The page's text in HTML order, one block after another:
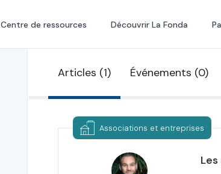
Centre de ressources Découvrir La Fonda
Articles (1) Événements (0)
Associations et entreprises